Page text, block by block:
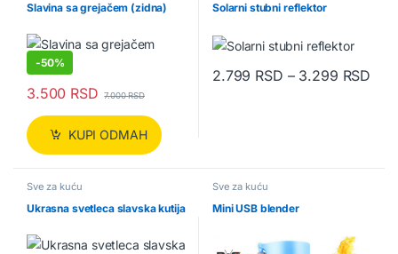
Slavina sa grejačem (zidna)
-50%
3.500 RSD 7.000RSD
KUPI ODMAH
Solarni stubni reflektor
2.799 RSD – 3.299 RSD
Sve za kuću
Ukrasna svetleca slavska kutija
Sve za kuću
Mini USB blender